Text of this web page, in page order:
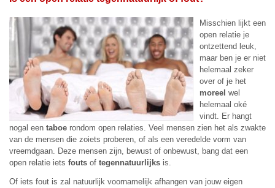
Misschien lijkt een
open relatie je
ontzettend leuk,
maar ben je er niet
helemaal zeker
over of je het
moreel wel
helemaal oké
vindt. Er hangt
nogal een taboe rondom open relaties. Veel mensen zien het als zwakte
van de mensen die zoiets proberen, of als een veredelde vorm van
vreemdgaan. Deze mensen zijn, bewust of onbewust, bang dat een
open relatie iets fouts of tegennatuurlijks is.
Of iets fout is zal natuurlijk voornamelijk afhangen van jouw eigen